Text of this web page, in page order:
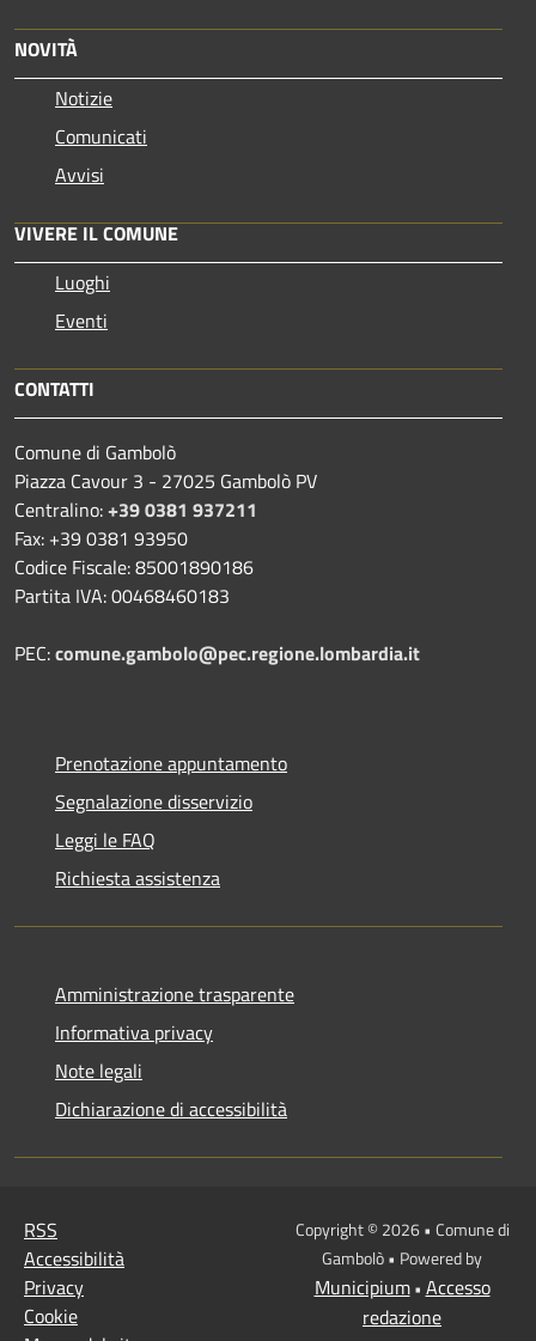
NOVITÀ
Notizie
Comunicati
Avvisi
VIVERE IL COMUNE
Luoghi
Eventi
CONTATTI
Comune di Gambolò
Piazza Cavour 3 - 27025 Gambolò PV
Centralino:+39 0381 937211
Fax: +39 0381 93950
Codice Fiscale: 85001890186
Partita IVA: 00468460183
PEC:comune.gambolo@pec.regione.lombardia.it
Prenotazione appuntamento
Segnalazione disservizio
Leggi le FAQ
Richiesta assistenza
Amministrazione trasparente
Informativa privacy
Note legali
Dichiarazione di accessibilità
RSS
Accessibilità
Privacy
Cookie
Copyright © 2026 • Comune di
Gambolò • Powered by
Municipium• Accesso
redazione